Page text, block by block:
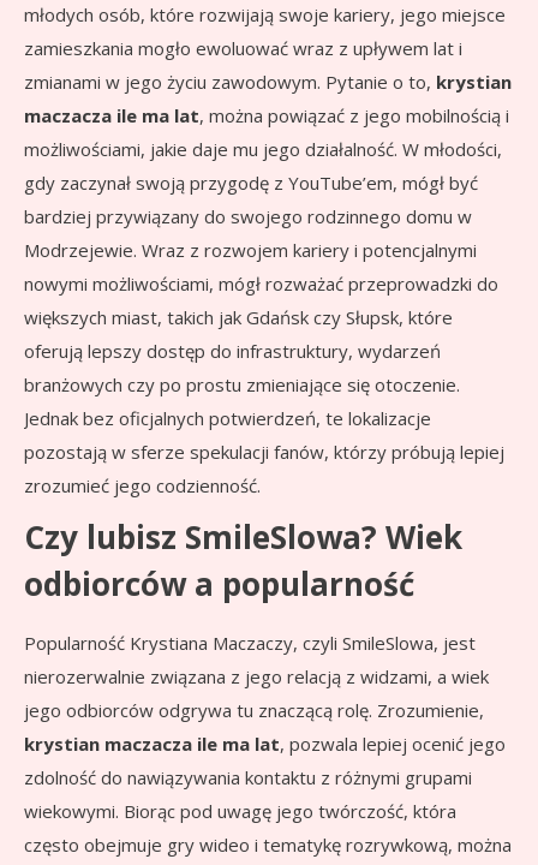
młodych osób, które rozwijają swoje kariery, jego miejsce
zamieszkania mogło ewoluować wraz z upływem lat i
zmianami w jego życiu zawodowym. Pytanie o to, krystian
maczacza ile ma lat, można powiązać z jego mobilnością i
możliwościami, jakie daje mu jego działalność. W młodości,
gdy zaczynał swoją przygodę z YouTube’em, mógł być
bardziej przywiązany do swojego rodzinnego domu w
Modrzejewie. Wraz z rozwojem kariery i potencjalnymi
nowymi możliwościami, mógł rozważać przeprowadzki do
większych miast, takich jak Gdańsk czy Słupsk, które
oferują lepszy dostęp do infrastruktury, wydarzeń
branżowych czy po prostu zmieniające się otoczenie.
Jednak bez oficjalnych potwierdzeń, te lokalizacje
pozostają w sferze spekulacji fanów, którzy próbują lepiej
zrozumieć jego codzienność.
Czy lubisz SmileSlowa? Wiek
odbiorców a popularność
Popularność Krystiana Maczaczy, czyli SmileSlowa, jest
nierozerwalnie związana z jego relacją z widzami, a wiek
jego odbiorców odgrywa tu znaczącą rolę. Zrozumienie,
krystian maczacza ile ma lat, pozwala lepiej ocenić jego
zdolność do nawiązywania kontaktu z różnymi grupami
wiekowymi. Biorąc pod uwagę jego twórczość, która
często obejmuje gry wideo i tematykę rozrywkową, można